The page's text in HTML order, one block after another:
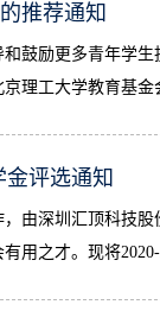
推荐通知
鼓励更多青年学
理工大学教育基
金评选通知
由深圳汇顶科技
用之才。现将